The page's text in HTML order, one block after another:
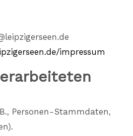
impressum
Personen-Stammdaten,